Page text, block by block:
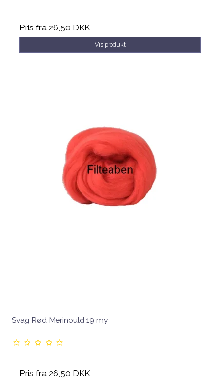
Pris fra 26,50 DKK
Vis produkt
Svag Rød Merinould 19 my
Pris fra 26,50 DKK